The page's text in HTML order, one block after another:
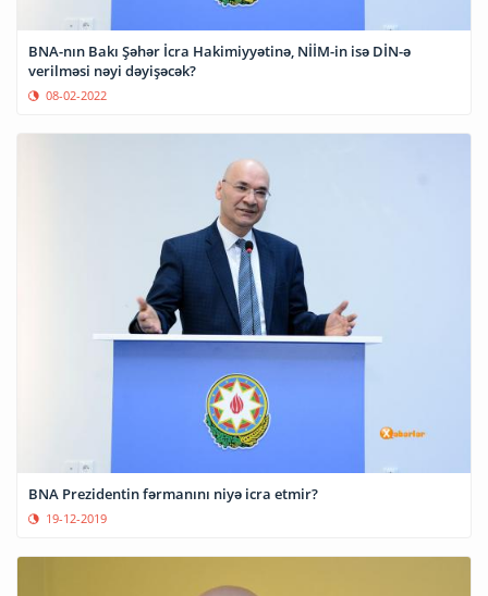
BNA-nın Bakı Şəhər İcra Hakimiyyətinə, NİİM-in isə DİN-ə
verilməsi nəyi dəyişəcək?
08-02-2022
BNA Prezidentin fərmanını niyə icra etmir?
19-12-2019